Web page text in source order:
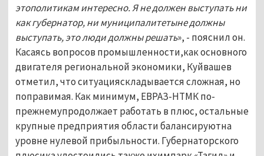
этополитикам интересно. Я не должен выступать ни
как губернатор, ни муниципалитетыне должны
выступать, это люди должны решать», - пояснил он.
Касаясь вопросов промышленности,как основного
двигателя региональной экономики, Куйвашев
отметил, что ситуацияскладывается сложная, но
поправимая. Как минимум, ЕВРАЗ-НТМК по-
прежнемупродолжает работать в плюс, остальные
крупные предприятия области балансируютна
уровне нулевой прибыльности. Губернаторского